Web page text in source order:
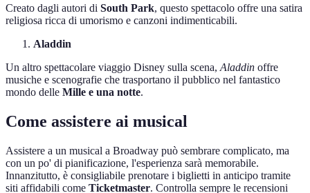
Creato dagli autori di South Park, questo spettacolo offre una satira
religiosa ricca di umorismo e canzoni indimenticabili.
Aladdin
Un altro spettacolare viaggio Disney sulla scena, Aladdin offre
musiche e scenografie che trasportano il pubblico nel fantastico
mondo delle Mille e una notte.
Come assistere ai musical
Assistere a un musical a Broadway può sembrare complicato, ma
con un po' di pianificazione, l'esperienza sarà memorabile.
Innanzitutto, è consigliabile prenotare i biglietti in anticipo tramite
siti affidabili come Ticketmaster. Controlla sempre le recensioni